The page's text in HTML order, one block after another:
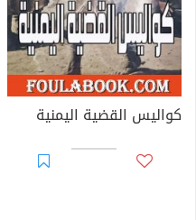
كواليس القضية اليمنية